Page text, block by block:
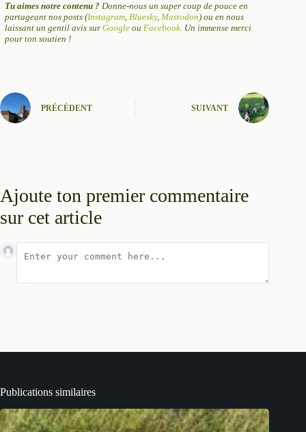
Tu aimes notre contenu ? Donne-nous un super coup de pouce en
partageant nos posts (Instagram,Bluesky,Mastodon) ou en nous
laissant un gentil avis surGoogle ouFacebook. Un immense merci
pour ton soutien !
PRÉCÉDENT SUIVANT
Ajoute ton premier commentaire
sur cet article
Publications similaires